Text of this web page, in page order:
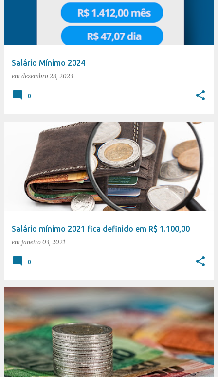
Salário Mínimo 2024
em dezembro 28, 2023
0
Salário mínimo 2021 fica definido em R$ 1.100,00
em janeiro 03, 2021
0